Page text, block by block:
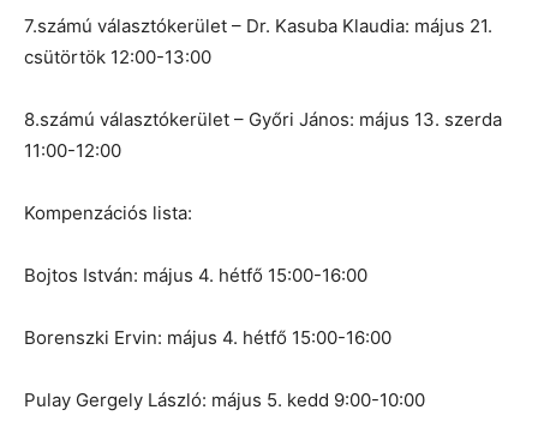
7.számú választókerület – Dr. Kasuba Klaudia: május 21.
csütörtök 12:00-13:00
8.számú választókerület – Győri János: május 13. szerda
11:00-12:00
Kompenzációs lista:
Bojtos István: május 4. hétfő 15:00-16:00
Borenszki Ervin: május 4. hétfő 15:00-16:00
Pulay Gergely László: május 5. kedd 9:00-10:00